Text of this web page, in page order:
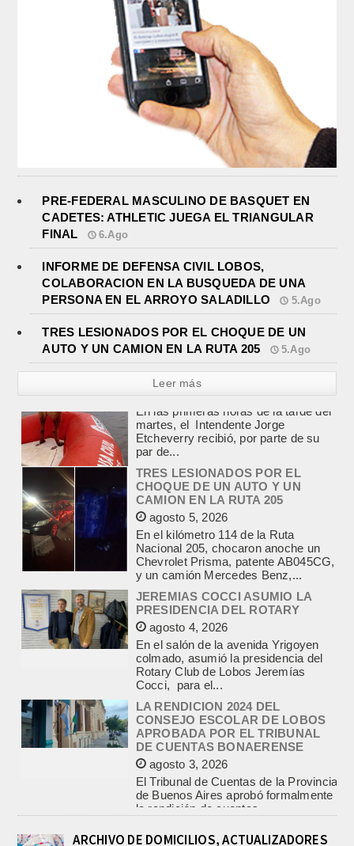
PRE-FEDERAL MASCULINO DE BASQUET EN
CADETES: ATHLETIC JUEGA EL TRIANGULAR
FINAL
6.Ago
INFORME DE DEFENSA CIVIL LOBOS,
COLABORACION EN LA BUSQUEDA DE UNA
PERSONA EN EL ARROYO SALADILLO
5.Ago
TRES LESIONADOS POR EL CHOQUE DE UN
AUTO Y UN CAMION EN LA RUTA 205
5.Ago
Leer más
TRES LESIONADOS POR EL
CHOQUE DE UN AUTO Y UN
CAMION EN LA RUTA 205
agosto 5, 2026
En el kilómetro 114 de la Ruta
Nacional 205, chocaron anoche un
Chevrolet Prisma, patente AB045CG,
y un camión Mercedes Benz,...
JEREMIAS COCCI ASUMIO LA
PRESIDENCIA DEL ROTARY
agosto 4, 2026
En el salón de la avenida Yrigoyen
colmado, asumió la presidencia del
Rotary Club de Lobos Jeremías
Cocci, para el...
LA RENDICION 2024 DEL
CONSEJO ESCOLAR DE LOBOS
APROBADA POR EL TRIBUNAL
DE CUENTAS BONAERENSE
agosto 3, 2026
El Tribunal de Cuentas de la Provincia
de Buenos Aires aprobó formalmente
la rendición de cuentas
correspondiente al Ejercicio 2024,...
PRE-FEDERAL MASCULINO DE
BASQUET EN CADETES:
ATHLETIC JUEGA EL
TRIANGULAR FINAL
ARCHIVO DE DOMICILIOS, ACTUALIZADORES